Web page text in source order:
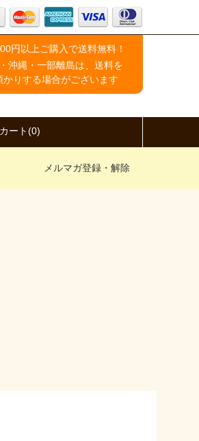
円以上ご購入で送料無料！
沖縄・一部離島は、送料を
かりする場合がございます
カート(0)
メルマガ登録・解除